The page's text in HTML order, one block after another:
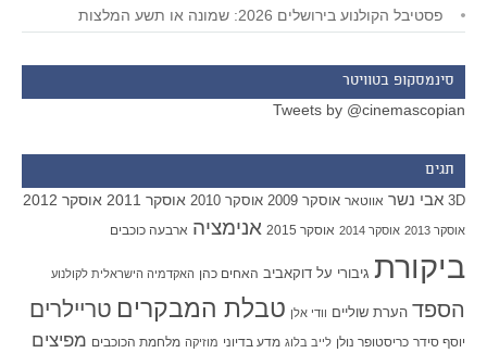
פסטיבל הקולנוע בירושלים 2026: שמונה או תשע המלצות
סינמסקופ בטוויטר
Tweets by @cinemascopian
תגים
3D אבי נשר אווטאר אוסקר 2009 אוסקר 2010 אוסקר 2011 אוסקר 2012
אוסקר 2013 אוסקר 2014 אוסקר 2015 אנימציה ארבעה כוכבים
ביקורת גיבורי על דוקאביב האחים כהן האקדמיה הישראלית לקולנוע
הספד הערת שוליים וודי אלן טבלת המבקרים טריילרים
יוסף סידר כריסטופר נולן לייב בלוג מדע בדיוני מוזיקה מלחמת הכוכבים מפיצים